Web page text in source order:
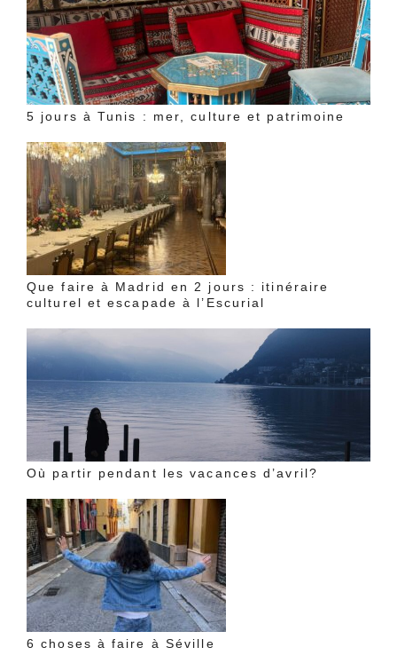
5 jours à Tunis : mer, culture et patrimoine
Que faire à Madrid en 2 jours : itinéraire
culturel et escapade à l’Escurial
Où partir pendant les vacances d’avril?
6 choses à faire à Séville